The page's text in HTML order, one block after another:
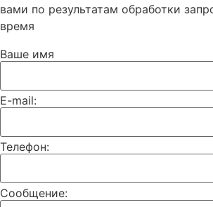
вами по результатам обработки
время
Ваше имя
E-mail:
Телефон:
Сообщение: